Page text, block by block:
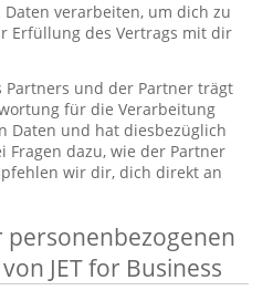
verarbeiten, um dich zu
Erfüllung des Vertrags mit dir
und der Partner trägt
für die Verarbeitung
Daten und hat diesbezüglich
Fragen dazu, wie der Partner
wir dir, dich direkt an
JET for Business